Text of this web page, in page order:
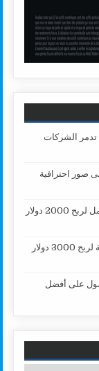
كادت أن تدمر الشركات
صور احترافية
أفضل طرق الربح من ChatGPT للمبتدئين دليل شامل لربح 2000 دولار
أفضل محتوى للربح من موقع إلكتروني نيتشات سرية لربح 3000 دولار
على أفضل